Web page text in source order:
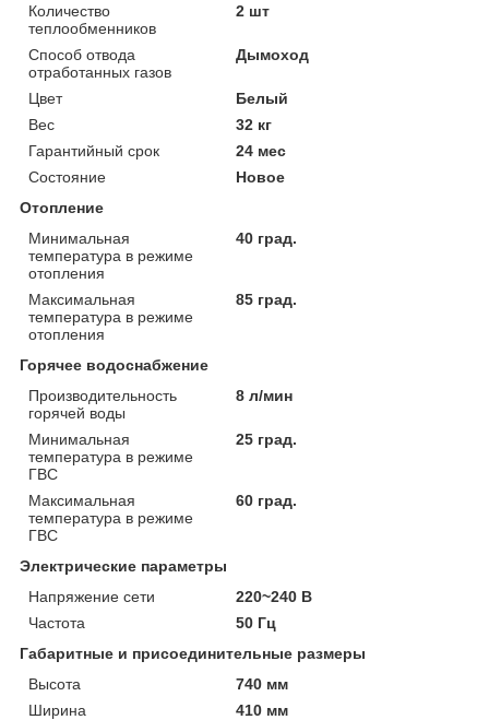
Количество
теплообменников
2 шт
Способ отвода
отработанных газов
Дымоход
Цвет
Белый
Вес
32 кг
Гарантийный срок
24 мес
Состояние
Новое
Отопление
Минимальная
температура в режиме
отопления
40 град.
Максимальная
температура в режиме
отопления
85 град.
Горячее водоснабжение
Производительность
горячей воды
8 л/мин
Минимальная
температура в режиме
ГВС
25 град.
Максимальная
температура в режиме
ГВС
60 град.
Электрические параметры
Напряжение сети
220~240 В
Частота
50 Гц
Габаритные и присоединительные размеры
Высота
740 мм
Ширина
410 мм